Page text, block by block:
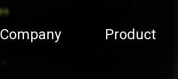
Company Product